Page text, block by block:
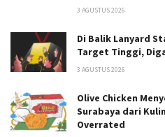
3 AGUSTUS 2026
Di Balik Lanyard
Target Tinggi,
3 AGUSTUS 2026
Olive Chicken
Surabaya dari
Overrated